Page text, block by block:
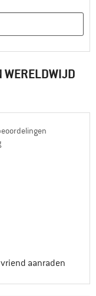
WERELDWIJD
aanraden